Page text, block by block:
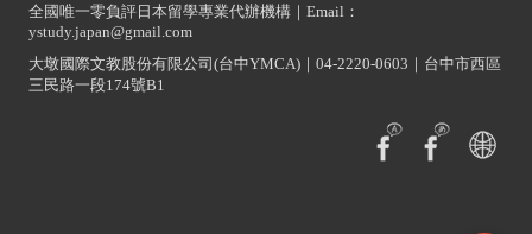
全國唯一零負評日本留學專業代辦機構｜Email：
ystudy.japan@gmail.com
大墩國際文教股份有限公司(台中YMCA)｜04-2220-0603｜台中市西區
三民路一段174號B1